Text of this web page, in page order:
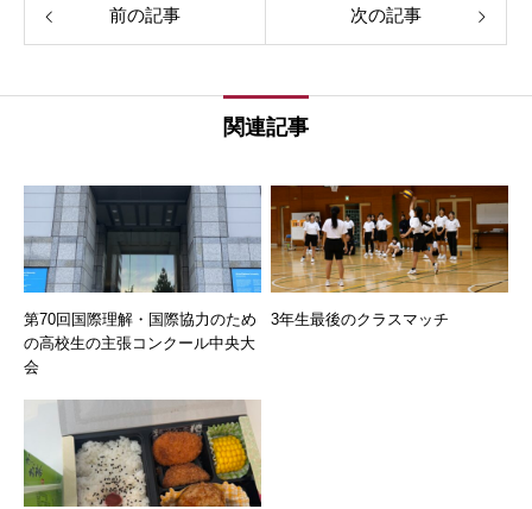
前の記事 次の記事
関連記事
第70回国際理解・国際協力のため
の高校生の主張コンクール中央大
会
3年生最後のクラスマッチ